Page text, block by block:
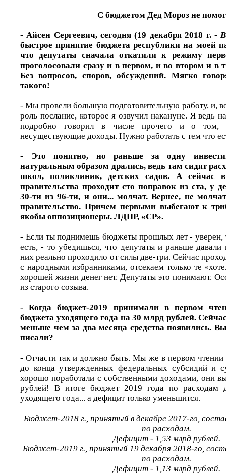
С бюджетом Дед Мороз не
- Айсен Сергеевич, сегодня (19 декабря 2018 г. -
быстрое принятие бюджета республики на моей
что депутаты сначала откатили к режиму
проголосовали сразу и в первом, и во втором и в
Без вопросов, споров, обсуждений. Мягко
такого!
- Мы провели большую подготовительную работу, и,
роль послание, которое я озвучил накануне. Я ведь
подробно говорил в числе прочего и о том,
несуществующие доходы. Нужно работать с тем что
- Это понятно, но раньше за одну
натуральным образом дрались, ведь там сидят
школ, поликлиник, детских садов. А сейчас
правительства проходит сто поправок из ста, у
30-ти из 96-ти, и они... молчат. Вернее, не
правительство. Причем первыми выбегают к
якобы оппозиционеры. ЛДПР, «СР».
- Если ты поднимешь бюджеты прошлых лет - уверен,
есть, - то убедишься, что депутаты и раньше давали
них реально проходило от силы две-три. Сейчас
с народными избранниками, отсекаем только те
хорошей жизни денег нет. Депутаты это понимают.
из старого созыва.
- Когда бюджет-2019 принимали в первом
бюджета уходящего года на 30 млрд рублей.
меньше чем за два месяца средства появились.
писали?
- Отчасти так и должно быть. Мы же в первом
до конца утвержденных федеральных субсидий и
хорошо поработали с собственными доходами, они
рублей! В итоге бюджет 2019 года по расходам
уходящего года... а дефицит только уменьшится.
Бюджет-2018 г., принятый в декабре 2017-го,
по расходам.
Дефицит - 1,53 млрд рублей.
Бюджет-2019 г., принятый 19 декабря 2018-го,
по расходам.
Дефицит - 1,13 млрд рублей.